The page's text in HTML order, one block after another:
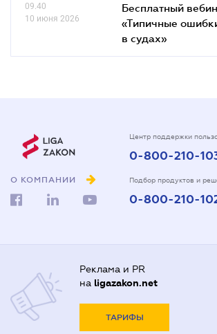
09.40
10 июня 2026
Бесплатный
«Типичные
в судах»
О КОМПАНИИ
Центр поддержки
0-800-210-
Подбор продуктов и
0-800-210-
Реклама и PR
на ligazakon.net
ТАРИФЫ